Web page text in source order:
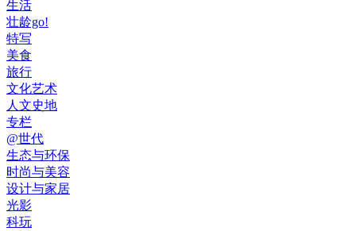
生活
壮龄go!
特写
美食
旅行
文化艺术
人文史地
专栏
@世代
生态与环保
时尚与美容
设计与家居
光影
科玩